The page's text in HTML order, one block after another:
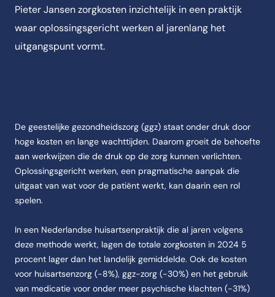
Pieter Jansen zorgkosten inzichtelijk in een praktijk
waar oplossingsgericht werken al jarenlang het
uitgangspunt vormt.
De geestelijke gezondheidszorg (ggz) staat onder druk door
hoge kosten en lange wachttijden. Daarom groeit de behoefte
aan werkwijzen die de druk op de zorg kunnen verlichten.
Oplossingsgericht werken, een pragmatische aanpak die
uitgaat van wat voor de patiënt werkt, kan daarin een rol
spelen.
In een Nederlandse huisartsenpraktijk die al jaren volgens
deze methode werkt, lagen de totale zorgkosten in 2024 5
procent lager dan het landelijk gemiddelde. Ook de kosten
voor huisartsenzorg (-8%), ggz-zorg (-30%) en het gebruik
van medicatie voor onder meer psychische klachten (-31%)